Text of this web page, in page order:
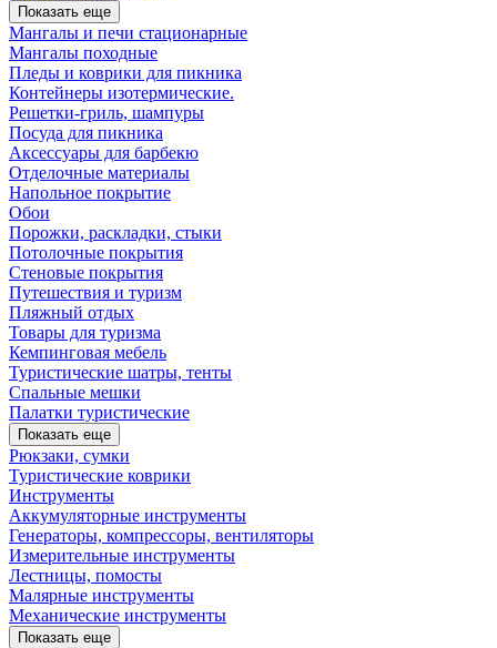
Показать еще
Мангалы и печи стационарные
Мангалы походные
Пледы и коврики для пикника
Контейнеры изотермические.
Решетки-гриль, шампуры
Посуда для пикника
Аксессуары для барбекю
Отделочные материалы
Напольное покрытие
Обои
Порожки, раскладки, стыки
Потолочные покрытия
Стеновые покрытия
Путешествия и туризм
Пляжный отдых
Товары для туризма
Кемпинговая мебель
Туристические шатры, тенты
Спальные мешки
Палатки туристические
Показать еще
Рюкзаки, сумки
Туристические коврики
Инструменты
Аккумуляторные инструменты
Генераторы, компрессоры, вентиляторы
Измерительные инструменты
Лестницы, помосты
Малярные инструменты
Механические инструменты
Показать еще